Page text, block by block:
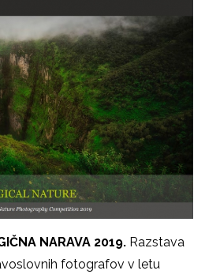
NARAVA 2019. Razstava
fotografov v letu